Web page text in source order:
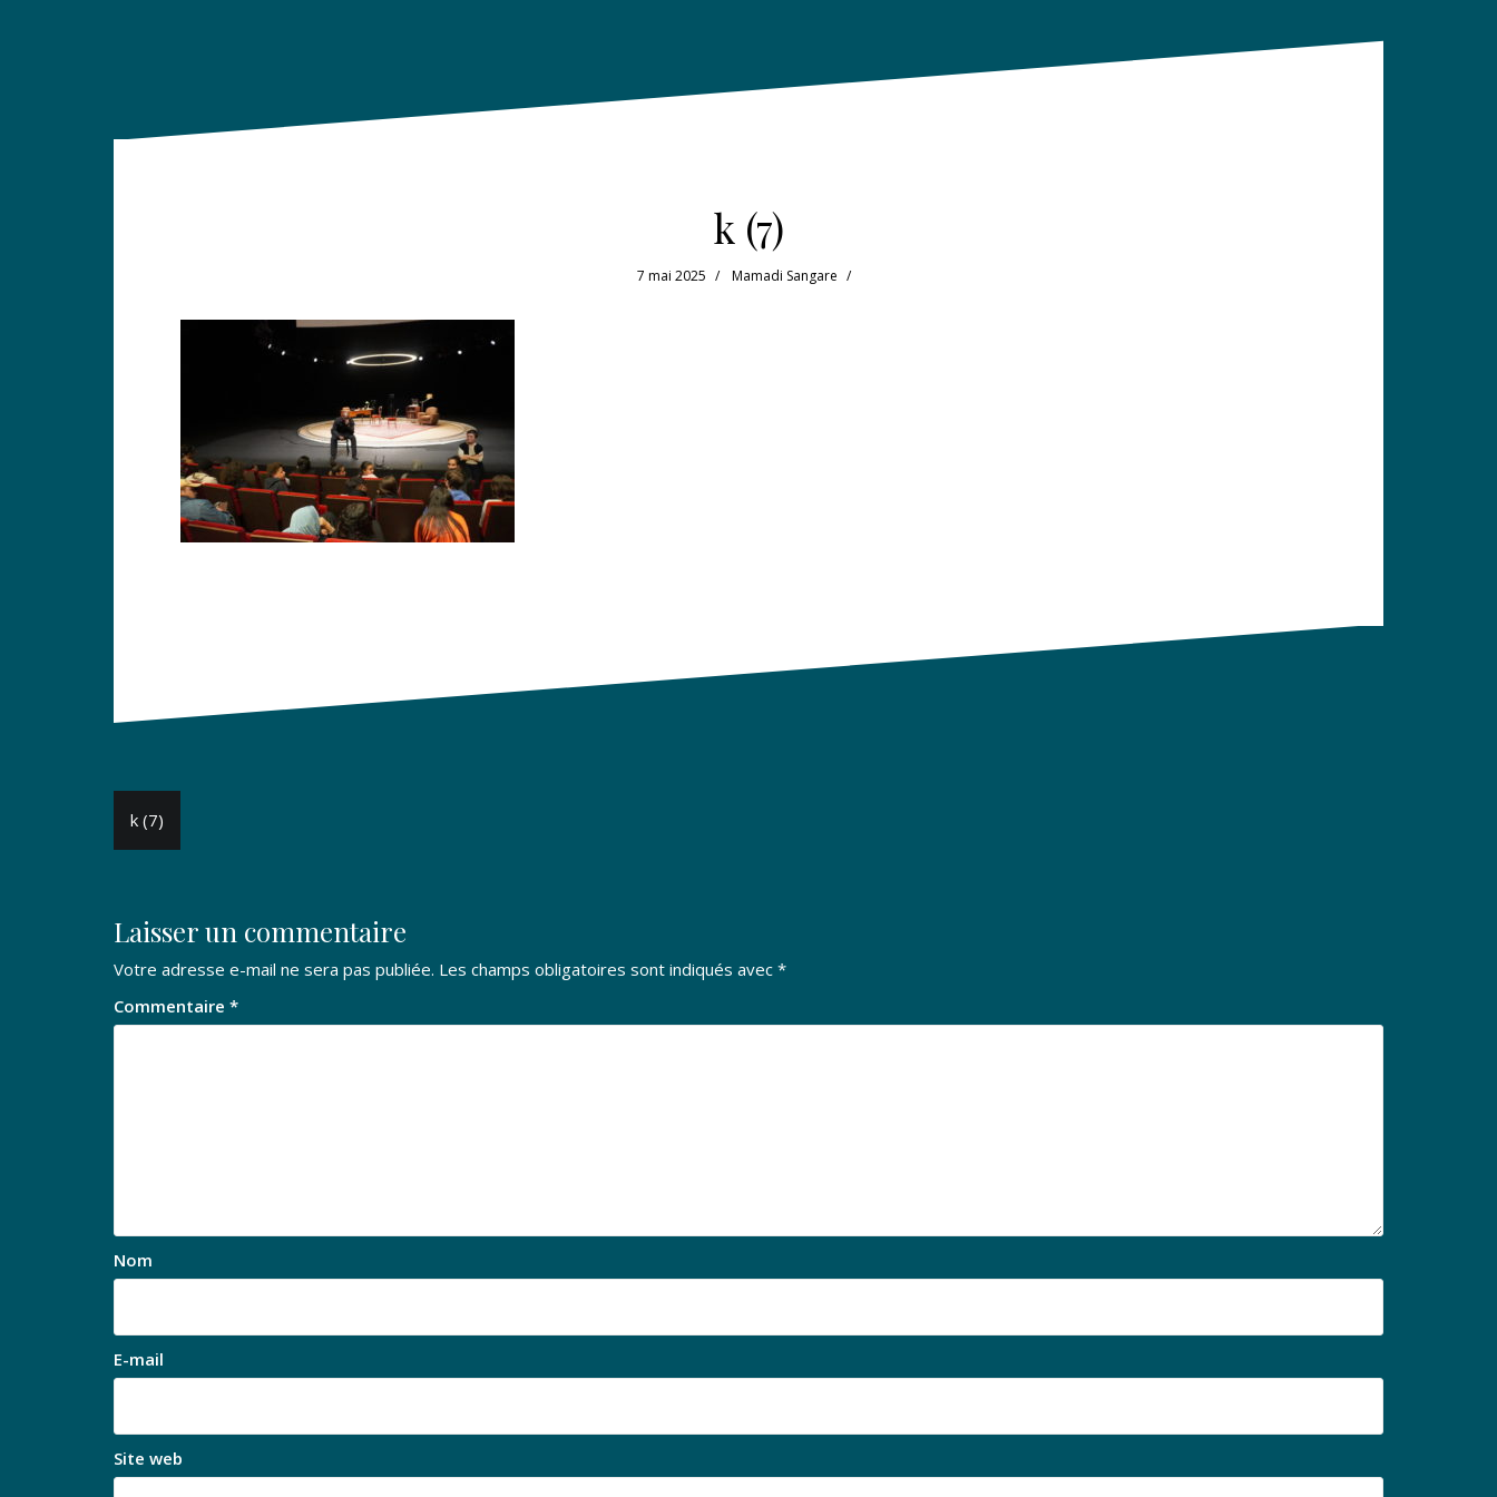
k (7)
7 mai 2025 Mamadi Sangare
Navigation
de
k (7)
Laisser un commentaire
Votre adresse e-mail ne sera pas publiée. Les champs obligatoires sont indiqués avec *
Commentaire *
Nom
E-mail
Site web